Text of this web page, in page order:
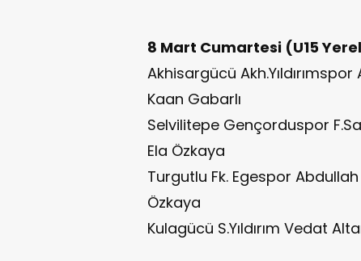
8 Mart Cumartesi (U15
Akhisargücü
Kaan Gabarlı
Selvilitepe Gençorduspor
Ela Özkaya
Turgutlu Fk. Egespor Abdullah
Özkaya
Kulagücü S.Yıldırım Vedat